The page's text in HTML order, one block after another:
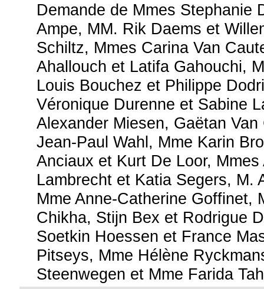
Demande de Mmes Stephanie
Ampe, MM. Rik Daems et
Schiltz, Mmes Carina Van
Ahallouch et Latifa Gahouchi,
Louis Bouchez et Philippe
Véronique Durenne et Sabine
Alexander Miesen, Gaëtan
Jean-Paul Wahl, Mme Karin
Anciaux et Kurt De Loor, Mmes
Lambrecht et Katia Segers, M.
Mme Anne-Catherine Goffinet,
Chikha, Stijn Bex et Rodrigue
Soetkin Hoessen et France
Pitseys, Mme Hélène
Steenwegen et Mme Farida